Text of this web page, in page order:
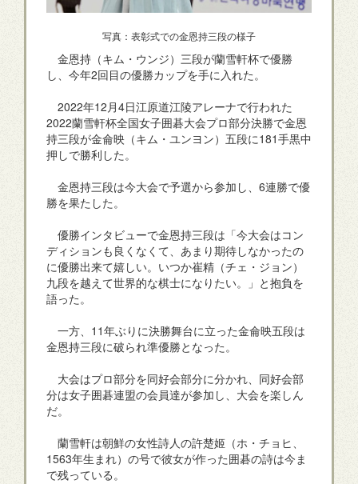
写真：表彰式での金恩持三段の様子
金恩持（キム・ウンジ）三段が蘭雪軒杯で優勝
し、今年2回目の優勝カップを手に入れた。
2022年12月4日江原道江陵アレーナで行われた
2022蘭雪軒杯全国女子囲碁大会プロ部分決勝で金恩
持三段が金侖映（キム・ユンヨン）五段に181手黒中
押しで勝利した。
金恩持三段は今大会で予選から参加し、6連勝で優
勝を果たした。
優勝インタビューで金恩持三段は「今大会はコン
ディションも良くなくて、あまり期待しなかったの
に優勝出来て嬉しい。いつか崔精（チェ・ジョン）
九段を越えて世界的な棋士になりたい。」と抱負を
語った。
一方、11年ぶりに決勝舞台に立った金侖映五段は
金恩持三段に破られ準優勝となった。
大会はプロ部分を同好会部分に分かれ、同好会部
分は女子囲碁連盟の会員達が参加し、大会を楽しん
だ。
蘭雪軒は朝鮮の女性詩人の許楚姬（ホ・チョヒ、
1563年生まれ）の号で彼女が作った囲碁の詩は今ま
で残っている。